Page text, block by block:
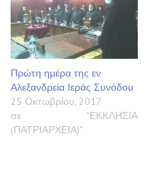
Πρώτη ημέρα της εν
Αλεξανδρεία Ιεράς Συνόδου
25 Οκτωβρίου, 2017
σε "ΕΚΚΛΗΣΙΑ
(ΠΑΤΡΙΑΡΧΕΙΑ)"